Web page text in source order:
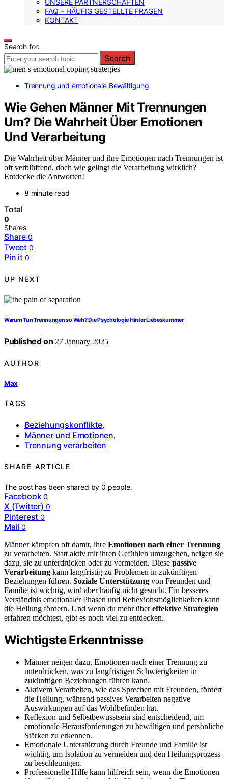
FAQ – HÄUFIG GESTELLTE FRAGEN
KONTAKT
Search for:
Search
Trennung und emotionale Bewältigung
Wie Gehen Männer Mit Trennungen
Um? Die Wahrheit Über Emotionen
Und Verarbeitung
Die Wahrheit über Männer und ihre Emotionen nach Trennungen ist
oft verblüffend, doch wie gelingt die Verarbeitung wirklich?
Entdecke die Antworten!
8 minute read
Total
0
Shares
Share 0
Tweet 0
Pin it 0
UP NEXT
Warum Tun Trennungen so Weh? Die Psychologie Hinter Liebeskummer
Published on 27 January 2025
AUTHOR
Max
TAGS
Beziehungskonflikte,
Männer und Emotionen,
Trennung verarbeiten
SHARE ARTICLE
The post has been shared by0 people.
Facebook 0
X (Twitter) 0
Pinterest 0
Mail 0
Männer kämpfen oft damit, ihre Emotionen nach einer Trennung
zu verarbeiten. Statt aktiv mit ihren Gefühlen umzugehen, neigen sie
dazu, sie zu unterdrücken oder zu vermeiden. Diese passive
Verarbeitung kann langfristig zu Problemen in zukünftigen
Beziehungen führen. Soziale Unterstützung von Freunden und
Familie ist wichtig, wird aber häufig nicht gesucht. Ein besseres
Verständnis emotionaler Phasen und Reflexionsmöglichkeiten kann
die Heilung fördern. Und wenn du mehr übereffektive Strategien
erfahren möchtest, gibt es noch viel zu entdecken.
Wichtigste Erkenntnisse
Männer neigen dazu, Emotionen nach einer Trennung zu
unterdrücken, was zu langfristigen Schwierigkeiten in
zukünftigen Beziehungen führen kann.
Aktivem Verarbeiten, wie das Sprechen mit Freunden, fördert
die Heilung, während passives Verarbeiten negative
Auswirkungen auf das Wohlbefinden hat.
Reflexion und Selbstbewusstsein sind entscheidend, um
emotionale Herausforderungen zu bewältigen und persönliche
Stärken zu erkennen.
Emotionale Unterstützung durch Freunde und Familie ist
wichtig, um Isolation zu vermeiden und den Heilungsprozess
zu beschleunigen.
Professionelle Hilfe kann hilfreich sein, wenn die Emotionen